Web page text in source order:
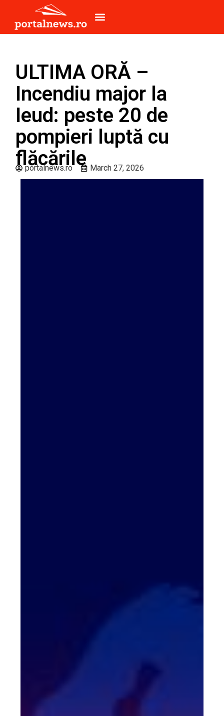
ULTIMA ORĂ –
Incendiu major la
Ieud: peste 20 de
pompieri luptă cu
flăcările
portalnews.ro March 27, 2026